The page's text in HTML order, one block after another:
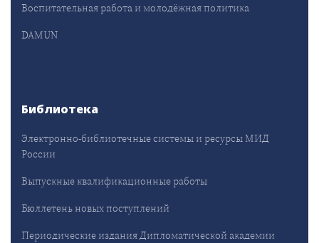
Воспитательная работа и молодёжная политика
DAMUN
Библиотека
Электронно-библиотечные системы и ресурсы МИД
России
Выпускные квалификационные работы
Бюллетень новых поступлений
Периодические издания Дипломатической академии